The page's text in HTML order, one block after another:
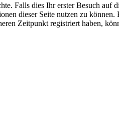
Falls dies Ihr erster Besuch auf
dieser Seite nutzen zu können.
Zeitpunkt registriert haben,